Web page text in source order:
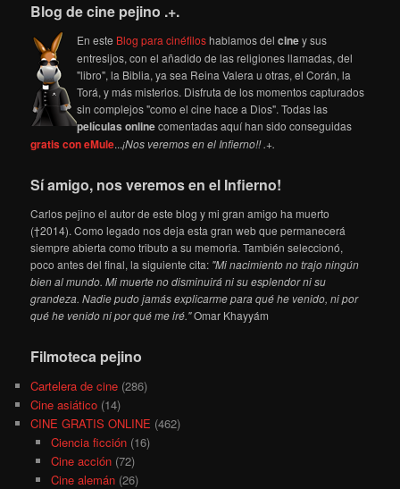
Blog de cine pejino .+.
En este Blog para cinéfiloshablamos delciney sus
entresijos, con el añadido de las religiones llamadas, del
"libro", la Biblia, ya sea Reina Valera u otras, el Corán, la
Torá, y más misterios. Disfruta de los momentos capturados
sin complejos "como el cine hace a Dios". Todas las
películas onlinecomentadas aquí han sido conseguidas
gratis con eMule...¡Nos veremos en el Infierno!! .+.
Sí amigo, nos veremos en el Infierno!
Carlos pejino el autor de este blog y mi gran amigo ha muerto
(†2014). Como legado nos deja esta gran web que permanecerá
siempre abierta como tributo a su memoria. También seleccionó,
poco antes del final, la siguiente cita: "Mi nacimiento no trajo ningún
bien al mundo. Mi muerte no disminuirá ni su esplendor ni su
grandeza. Nadie pudo jamás explicarme para qué he venido, ni por
qué he venido ni por qué me iré."Omar Khayyám
Filmoteca pejino
Cartelera de cine (286)
Cine asiático (14)
CINE GRATIS ONLINE (462)
Ciencia ficción(16)
Cine acción(72)
Cine alemán(26)